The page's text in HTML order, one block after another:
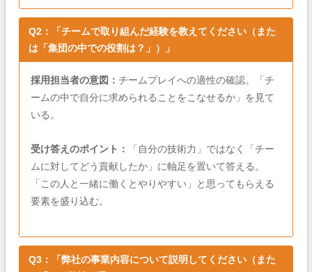
Q2：「チームで取り組んだ経験を教えてください（また
は「集団の中での役割は？」）」
採用担当者の意図： チームプレイへの適性の確認。「チ
ームの中で自分に求められることをこなせるか」を見て
いる。
受け答えのポイント：
「自分の技術力」ではなく「チー
ムに対してどう貢献したか」に軸足を置いて答える。
「この人と一緒に働くとやりやすい」と思ってもらえる
要素を盛り込む。
Q3：「弊社の事業内容について説明してください（また